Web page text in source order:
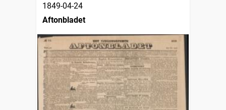
1849-04-24
Aftonbladet